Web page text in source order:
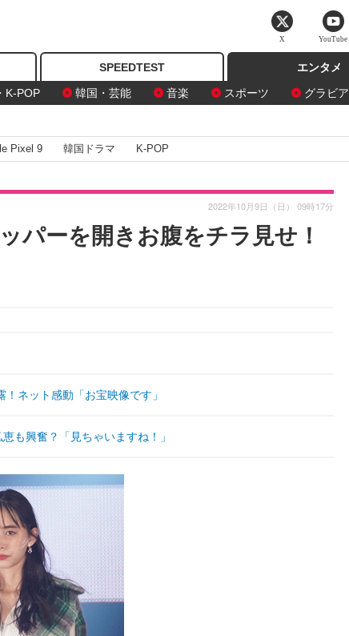
SPEEDTEST
エンタメ
K-POP 韓国・芸能 音楽 スポーツ グラビア
Pixel 9 韓国ドラマ K-POP
パーを開きお腹をチラ見せ！
2022年10月9日（日） 09時17分
ネット感動「お宝映像です」
も興奮？「見ちゃいますね！」
X YouTube